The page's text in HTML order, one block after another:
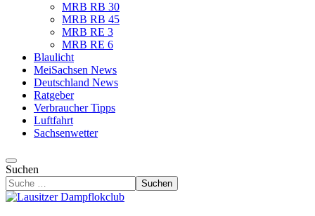
MRB RB 30
MRB RB 45
MRB RE 3
MRB RE 6
Blaulicht
MeiSachsen News
Deutschland News
Ratgeber
Verbraucher Tipps
Luftfahrt
Sachsenwetter
Suchen
Suchen